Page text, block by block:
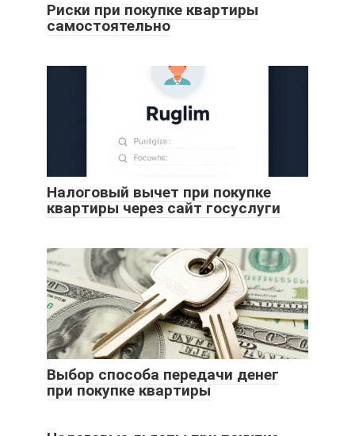
Риски при покупке квартиры
самостоятельно
Налоговый вычет при покупке
квартиры через сайт госуслуги
Выбор способа передачи денег
при покупке квартиры